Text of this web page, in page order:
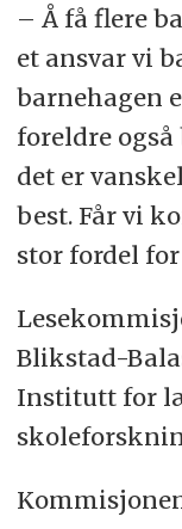
– Å få flere
et ansvar vi
barnehagen
foreldre
det er
best. Får vi
stor fordel
Blikstad-
Institutt for